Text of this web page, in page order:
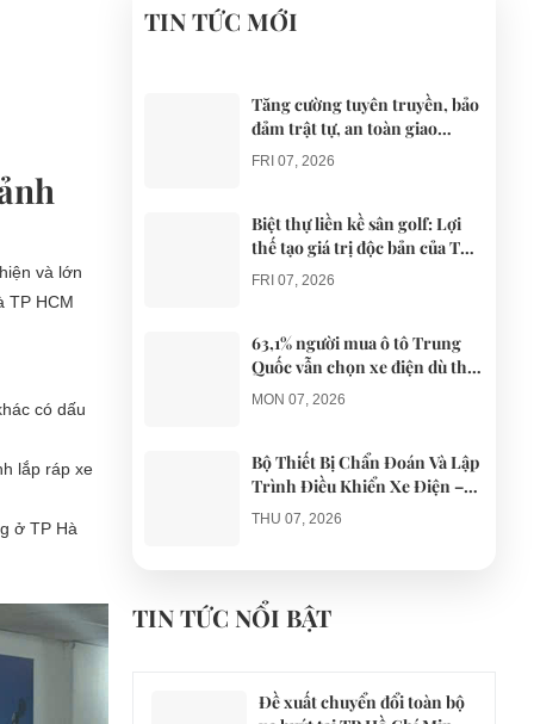
và lớn
TP HCM
có dấu
lắp ráp xe
ở TP Hà
TIN TỨC MỚI
Tăng cường tuyên truyền, bảo
đảm trật tự, an toàn giao
thông khi thí điểm xe điện 4
bánh phục vụ du lịch
FRI 07, 2026
Biệt thự liền kề sân golf: Lợi
thế tạo giá trị độc bản của The
AGULA Tây Ninh
FRI 07, 2026
63,1% người mua ô tô Trung
Quốc vẫn chọn xe điện dù thị
trường tháng 7 hạ nhiệt
MON 07, 2026
Bộ Thiết Bị Chẩn Đoán Và Lập
Trình Điều Khiển Xe Điện –
Giải Pháp Bảo Trì Chuyên
Nghiệp
THU 07, 2026
điện du lịch gây gổ khi đón du
khách ở Quy Nhơn
TIN TỨC NỔI BẬT
Đề xuất chuyển đổi toàn bộ